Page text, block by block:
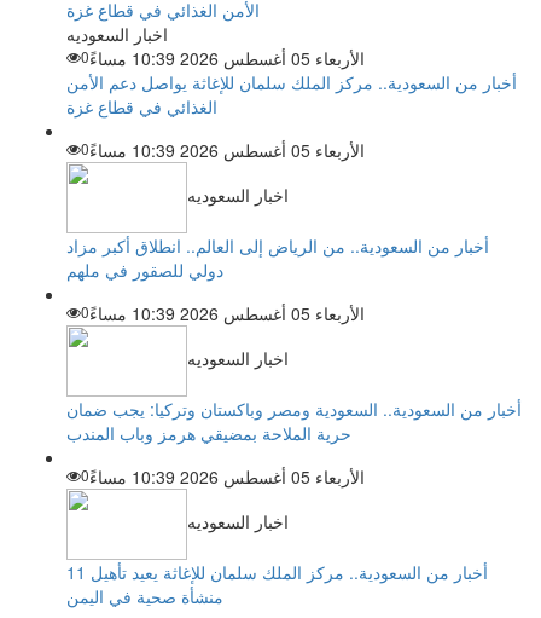
اخبار السعوديه
الأربعاء 05 أغسطس 2026 10:39 مساءً
0
أخبار من السعودية.. مركز الملك سلمان للإغاثة يواصل دعم الأمن
الغذائي في قطاع غزة
الأربعاء 05 أغسطس 2026 10:39 مساءً
0
اخبار السعوديه
أخبار من السعودية.. من الرياض إلى العالم.. انطلاق أكبر مزاد
دولي للصقور في ملهم
الأربعاء 05 أغسطس 2026 10:39 مساءً
0
اخبار السعوديه
أخبار من السعودية.. السعودية ومصر وباكستان وتركيا: يجب ضمان
حرية الملاحة بمضيقي هرمز وباب المندب
الأربعاء 05 أغسطس 2026 10:39 مساءً
0
اخبار السعوديه
أخبار من السعودية.. مركز الملك سلمان للإغاثة يعيد تأهيل 11
منشأة صحية في اليمن